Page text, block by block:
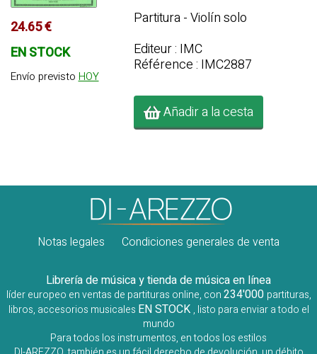
24.65 €
EN STOCK
Envío previsto HOY
Partitura - Violín solo
Editeur : IMC
Référence : IMC2887
Añadir a la cesta
Notas legales Condiciones generales de venta
Librería de música y tienda de música en línea
líder europeo en ventas de partituras online, con234'000 partituras,
libros, accesorios musicales EN STOCK , listo para enviar a todo el
mundo
Para todos los instrumentos, en todos los estilos